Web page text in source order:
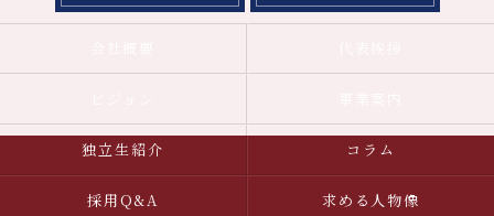
独立生紹介 コラム
採用Q&A 求める人物像